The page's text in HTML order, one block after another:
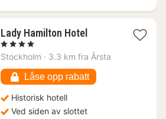
Lady Hamilton Hotel1
fra
kr.
, 4 Stjerner
Stockholm · 3.3 km fra Årsta
Låse opp rabatt
Historisk hotell
Ved siden av slottet